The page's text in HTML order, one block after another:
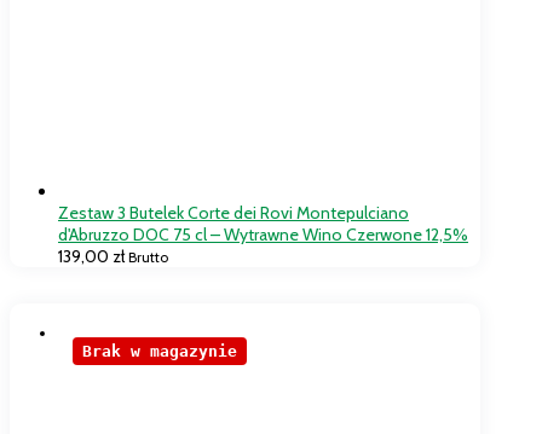
Zestaw 3 Butelek Corte dei Rovi Montepulciano
d'Abruzzo DOC 75 cl – Wytrawne Wino Czerwone 12,5%
139,00 zł Brutto
Brak w magazynie